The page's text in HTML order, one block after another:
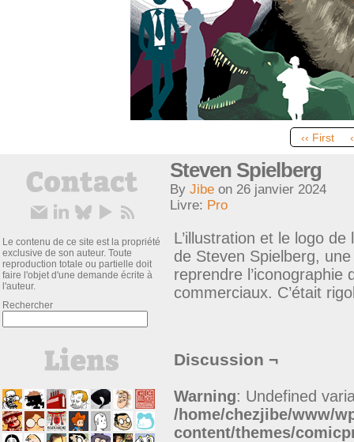
‹‹ First
Le contenu de ce site est la propriété
exclusive de son auteur. Toute
reproduction totale ou partielle doit
faire l'objet d'une demande écrite à
l'auteur.
Rechercher
Steven Spielberg
By Jibe on 26 janvier 2024
Livre: Pro
L’illustration et le logo
de Steven Spielberg,
reprendre
commerciaux. C’était
Discussion ¬
Warning: Undefined
/home/chezjibe/www/
content/themes/